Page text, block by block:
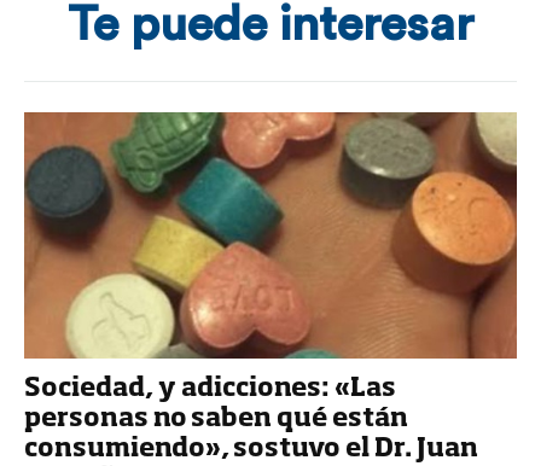
Te puede interesar
Sociedad, y adicciones: «Las
personas no saben qué están
consumiendo», sostuvo el Dr. Juan